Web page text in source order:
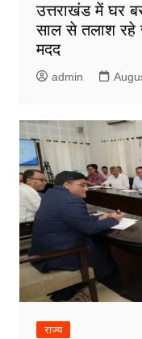
उत्तराखंड में घर
साल से तलाश रहे
मदद
admin
राज्य